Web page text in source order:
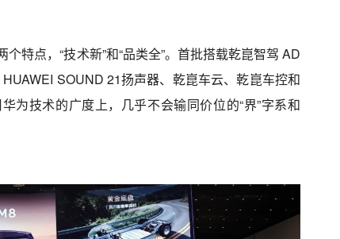
特点，“技术新”和“品类全”。首批搭载乾崑智驾 AD
SOUND 21扬声器、乾崑车云、乾崑车控和
为技术的广度上，几乎不会输同价位的“界”字系和